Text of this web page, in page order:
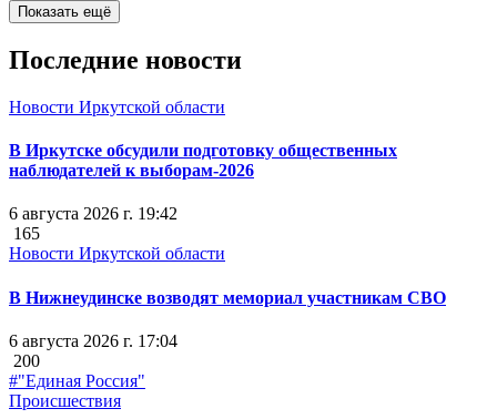
Показать ещё
Последние новости
Новости Иркутской области
В Иркутске обсудили подготовку общественных
наблюдателей к выборам-2026
6 августа 2026 г. 19:42
165
Новости Иркутской области
В Нижнеудинске возводят мемориал участникам СВО
6 августа 2026 г. 17:04
200
#"Единая Россия"
Происшествия